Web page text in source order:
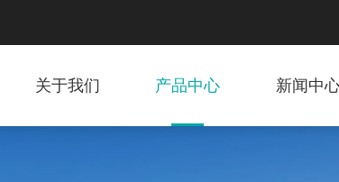
关于我们 产品中心 新闻中